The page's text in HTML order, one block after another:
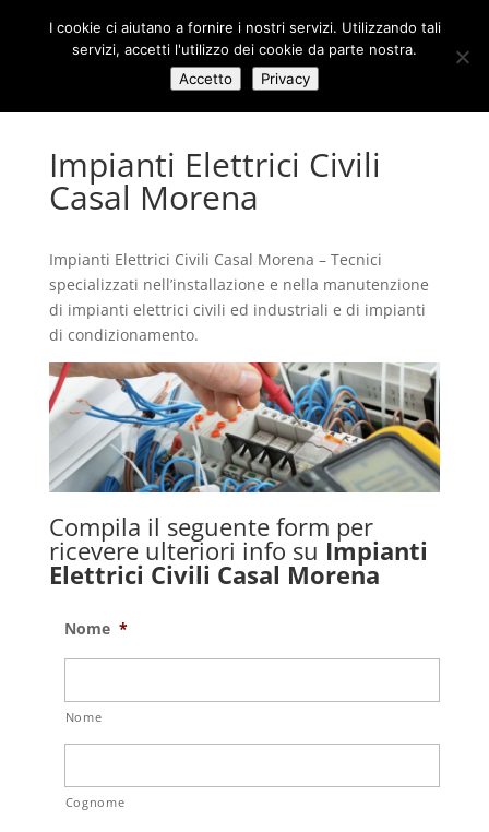
Impianti Elettrici Civili
Casal Morena
Impianti Elettrici Civili Casal Morena – Tecnici
specializzati nell’installazione e nella manutenzione
di impianti elettrici civili ed industriali e di impianti
di condizionamento.
Compila il seguente form per
ricevere ulteriori info su Impianti
Elettrici Civili Casal Morena
Nome *
Nome
Cognome
I cookie ci aiutano a fornire i nostri servizi. Utilizzando tali
servizi, accetti l'utilizzo dei cookie da parte nostra.
Accetto
Privacy